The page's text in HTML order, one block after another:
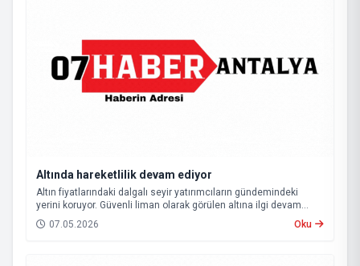
Altında hareketlilik devam ediyor
Altın fiyatlarındaki dalgalı seyir yatırımcıların gündemindeki
yerini koruyor. Güvenli liman olarak görülen altına ilgi devam
ederken, küresel gelişmeler ve savaşların etkisiyle piyasalarda
hareketlilik sürüyor.
07.05.2026 Oku